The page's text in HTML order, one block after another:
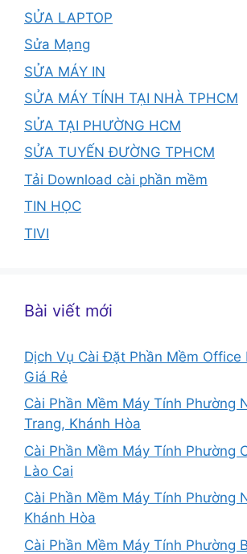
SỬA LAPTOP
Sửa Mạng
SỬA MÁY IN
SỬA MÁY TÍNH TẠI NHÀ TPHCM
SỬA TẠI PHƯỜNG HCM
SỬA TUYẾN ĐƯỜNG TPHCM
Tải Download cài phần mềm
TIN HỌC
TIVI
Bài viết mới
Dịch Vụ Cài Đặt Phần Mềm Office
Giá Rẻ
Cài Phần Mềm Máy Tính Phường
Trang, Khánh Hòa
Cài Phần Mềm Máy Tính Phường
Lào Cai
Cài Phần Mềm Máy Tính Phường
Khánh Hòa
Cài Phần Mềm Máy Tính Phường